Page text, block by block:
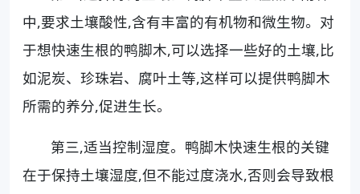
中,要求土壤酸性,含有丰富的有机物和微生物。对
于想快速生根的鸭脚木,可以选择一些好的土壤,比
如泥炭、珍珠岩、腐叶土等,这样可以提供鸭脚木
所需的养分,促进生长。
第三,适当控制湿度。鸭脚木快速生根的关键
在于保持土壤湿度,但不能过度浇水,否则会导致根